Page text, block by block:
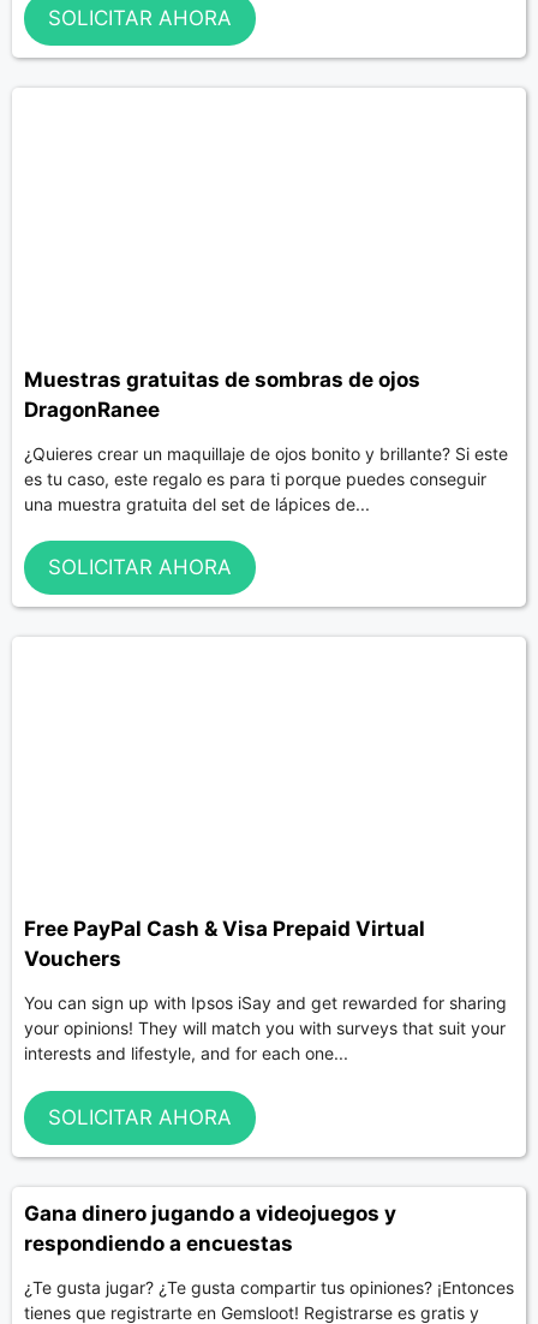
SOLICITAR AHORA
Muestras gratuitas de sombras de ojos
DragonRanee
¿Quieres crear un maquillaje de ojos bonito y brillante? Si este
es tu caso, este regalo es para ti porque puedes conseguir
una muestra gratuita del set de lápices de...
SOLICITAR AHORA
Free PayPal Cash & Visa Prepaid Virtual
Vouchers
You can sign up with Ipsos iSay and get rewarded for sharing
your opinions! They will match you with surveys that suit your
interests and lifestyle, and for each one...
SOLICITAR AHORA
Gana dinero jugando a videojuegos y
respondiendo a encuestas
¿Te gusta jugar? ¿Te gusta compartir tus opiniones? ¡Entonces
tienes que registrarte en Gemsloot! Registrarse es gratis y